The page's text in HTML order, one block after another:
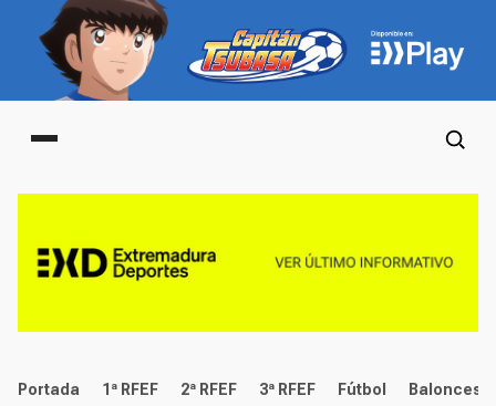
Main menu
deportes
Portada 1ª RFEF 2ª RFEF 3ª RFEF Fútbol Baloncesto